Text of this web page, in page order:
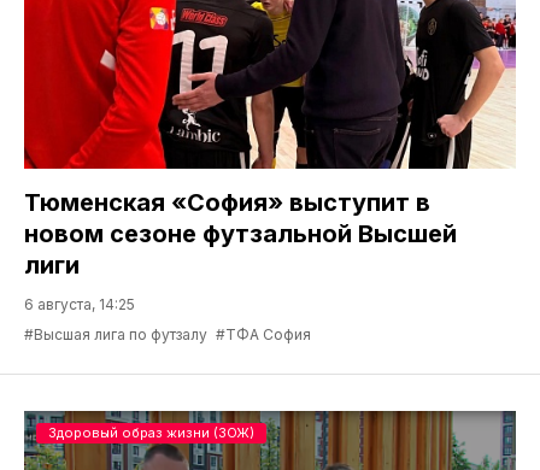
Тюменская «София» выступит в
новом сезоне футзальной Высшей
лиги
6 августа, 14:25
#Высшая лига по футзалу #ТФА София
Здоровый образ жизни (ЗОЖ)